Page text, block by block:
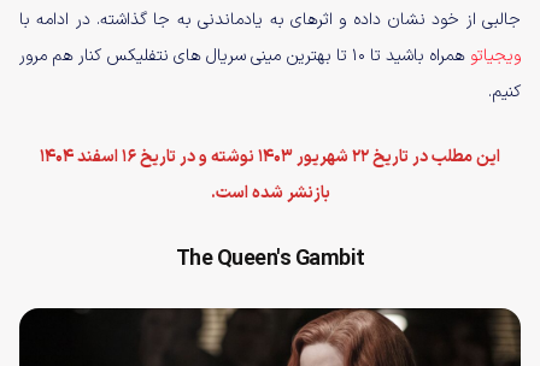
جالبی از خود نشان داده و اثر‌های به یادماندنی به جا گذاشته. در ادامه با
ویجیاتو
همراه باشید تا ۱۰ تا بهترین مینی سریال های نتفلیکس کنار هم مرور
کنیم.
این مطلب در تاریخ 22 شهریور 1403 نوشته و در تاریخ 16 اسفند 1404
بازنشر شده است.
The Queen's Gambit